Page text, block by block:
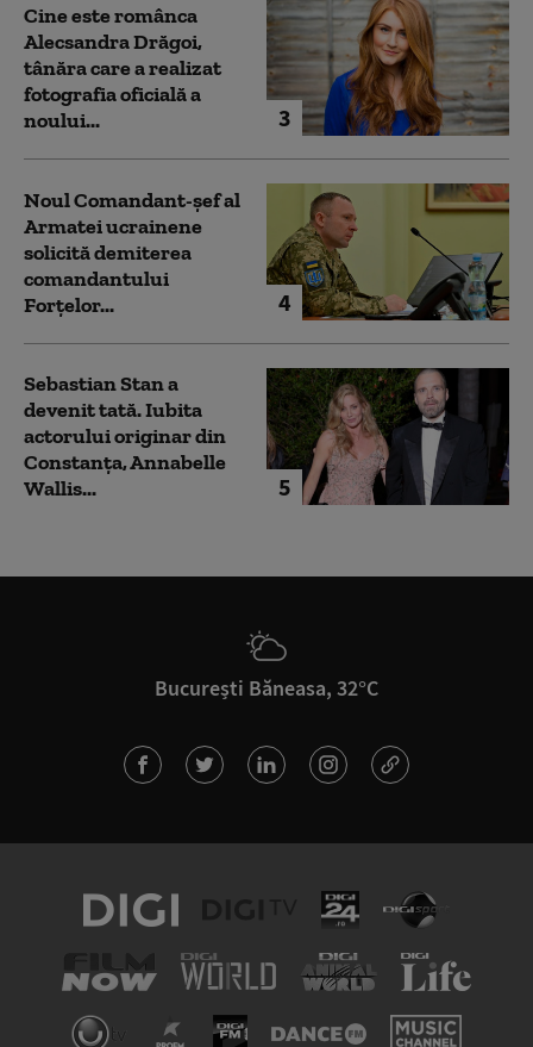
3
Cine este românca
Alecsandra Drăgoi,
tânăra care a realizat
fotografia oficială a
noului...
4
Noul Comandant-șef al
Armatei ucrainene
solicită demiterea
comandantului
Forțelor...
5
Sebastian Stan a
devenit tată. Iubita
actorului originar din
Constanța, Annabelle
Wallis...
București Băneasa, 32°C